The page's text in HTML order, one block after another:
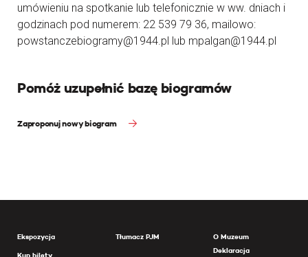
umówieniu na spotkanie lub telefonicznie w ww. dniach i
godzinach pod numerem: 22 539 79 36, mailowo:
powstanczebiogramy@1944.pl lub mpalgan@1944.pl
Pomóż uzupełnić bazę biogramów
Zaproponuj nowy biogram
Ekspozycja
Kup bilety
Tłumacz PJM
O Muzeum
Deklaracja